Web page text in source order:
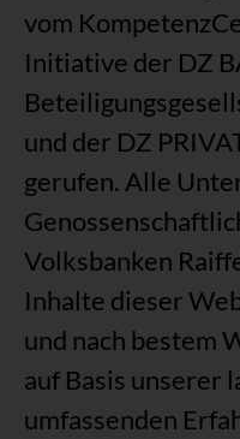
vom
Initiative der DZ
und der DZ
gerufen. Alle
Volksbanken
Inhalte dieser
und nach bestem
auf Basis unserer
umfassenden